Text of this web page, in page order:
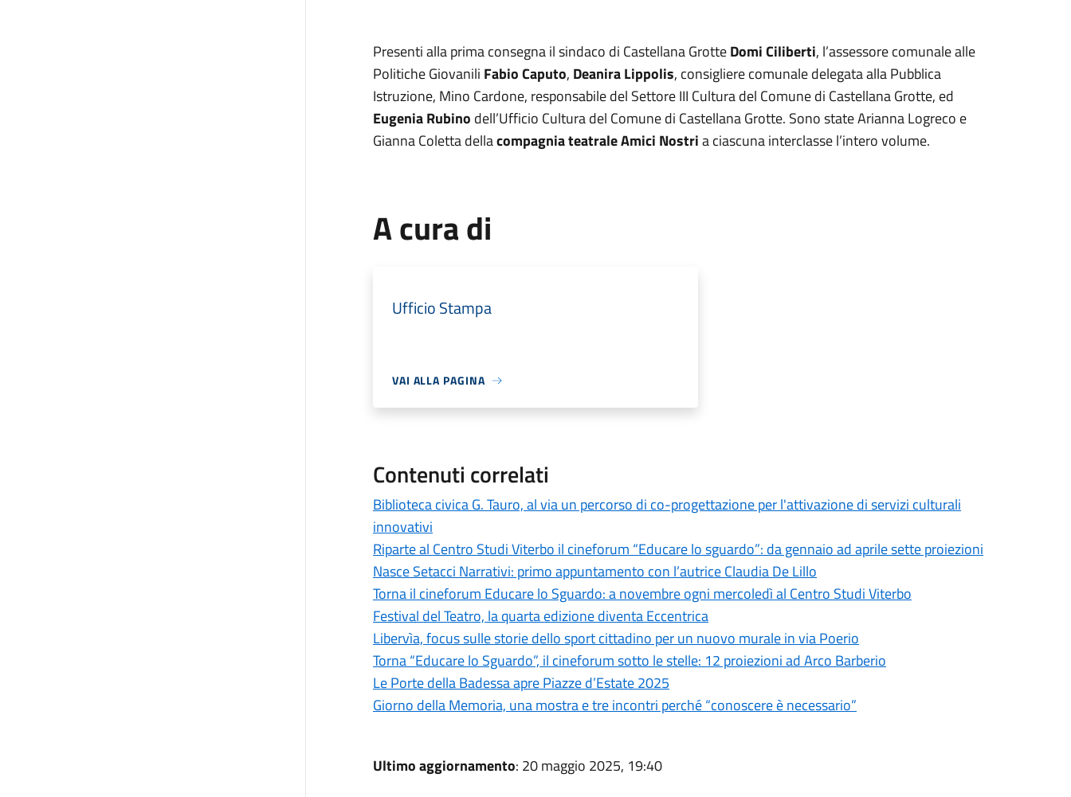
Presenti alla prima consegna il sindaco di Castellana GrotteDomi Ciliberti, l’assessore comunale alle
Politiche Giovanili Fabio Caputo, Deanira Lippolis, consigliere comunale delegata alla Pubblica
Istruzione, Mino Cardone, responsabile del Settore III Cultura del Comune di Castellana Grotte, ed
Eugenia Rubino dell’Ufficio Cultura del Comune di Castellana Grotte. Sono state Arianna Logreco e
Gianna Coletta dellacompagnia teatrale Amici Nostria ciascuna interclasse l’intero volume.
A cura di
Ufficio Stampa
VAI ALLA PAGINA
Contenuti correlati
Biblioteca civica G. Tauro, al via un percorso di co-progettazione per l'attivazione di servizi culturali
innovativi
Riparte al Centro Studi Viterbo il cineforum “Educare lo sguardo”: da gennaio ad aprile sette proiezioni
Nasce Setacci Narrativi: primo appuntamento con l’autrice Claudia De Lillo
Torna il cineforum Educare lo Sguardo: a novembre ogni mercoledì al Centro Studi Viterbo
Festival del Teatro, la quarta edizione diventa Eccentrica
Libervìa, focus sulle storie dello sport cittadino per un nuovo murale in via Poerio
Torna “Educare lo Sguardo”, il cineforum sotto le stelle: 12 proiezioni ad Arco Barberio
Le Porte della Badessa apre Piazze d’Estate 2025
Giorno della Memoria, una mostra e tre incontri perché “conoscere è necessario”
Ultimo aggiornamento: 20 maggio 2025, 19:40